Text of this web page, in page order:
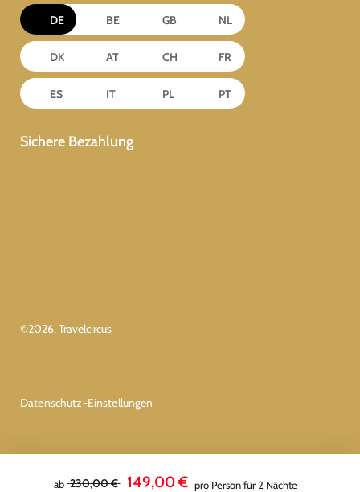
ab 230,00 € 149,00 € pro Person für 2 Nächte
DE BE GB NL
DK AT CH FR
ES IT PL PT
Sichere Bezahlung
©2026, Travelcircus
Datenschutz-Einstellungen